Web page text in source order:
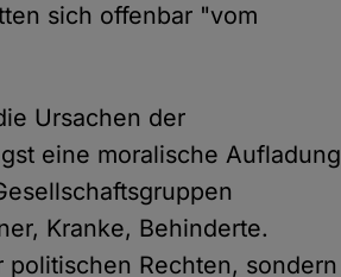
sich offenbar "vom
Ursachen der
eine moralische Aufladung
Kranke, Behinderte.
Rechten, sondern